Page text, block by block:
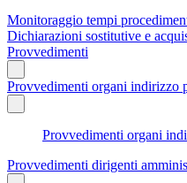
Monitoraggio tempi
Dichiarazioni sostitutive e
Provvedimenti
Provvedimenti organi indirizzo
Provvedimenti organi
Provvedimenti dirigenti